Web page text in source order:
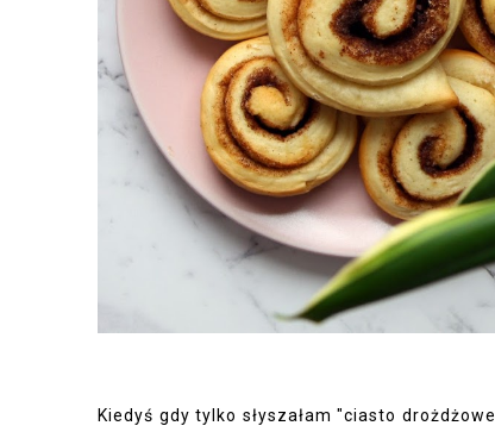
Kiedyś gdy tylko słyszałam "ciasto